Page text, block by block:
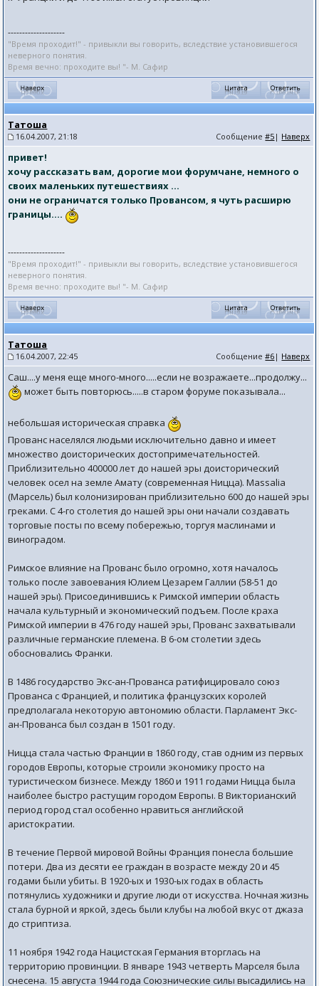
--------------------
"Время проходит!" - привыкли вы говорить, вследствие установившегося
неверного понятия.
Время вечно: проходите вы! "- М. Сафир
Татоша
16.04.2007, 21:18 Сообщение#5 | Наверх
привет!
хочу рассказать вам, дорогие мои форумчане, немного о
своих маленьких путешествиях ...
они не ограничатся только Провансом, я чуть расширю
границы....
--------------------
"Время проходит!" - привыкли вы говорить, вследствие установившегося
неверного понятия.
Время вечно: проходите вы! "- М. Сафир
Татоша
16.04.2007, 22:45 Сообщение#6 | Наверх
Саш....у меня еще много-много.....если не возражаете...продолжу...
может быть повторюсь.....в старом форуме показывала...
небольшая историческая справка
Прованс населялся людьми исключительно давно и имеет
множество доисторических достопримечательностей.
Приблизительно 400000 лет до нашей эры доисторический
человек осел на земле Амату (современная Ницца). Massalia
(Марсель) был колонизирован приблизительно 600 до нашей эры
греками. С 4-го столетия до нашей эры они начали создавать
торговые посты по всему побережью, торгуя маслинами и
виноградом.
Римское влияние на Прованс было огромно, хотя началось
только после завоевания Юлием Цезарем Галлии (58-51 до
нашей эры). Присоединившись к Римской империи область
начала культурный и экономический подъем. После краха
Римской империи в 476 году нашей эры, Прованс захватывали
различные германские племена. В 6-ом столетии здесь
обосновались Франки.
В 1486 государство Экс-ан-Прованса ратифицировало союз
Прованса с Францией, и политика французских королей
предполагала некоторую автономию области. Парламент Экс-
ан-Прованса был создан в 1501 году.
Ницца стала частью Франции в 1860 году, став одним из первых
городов Европы, которые строили экономику просто на
туристическом бизнесе. Между 1860 и 1911 годами Ницца была
наиболее быстро растущим городом Европы. В Викторианский
период город стал особенно нравиться английской
аристократии.
В течение Первой мировой Войны Франция понесла большие
потери. Два из десяти ее граждан в возрасте между 20 и 45
годами были убиты. В 1920-ых и 1930-ых годах в область
потянулись художники и другие люди от искусства. Ночная жизнь
стала бурной и яркой, здесь были клубы на любой вкус от джаза
до стриптиза.
11 ноября 1942 года Нацистская Германия вторглась на
территорию провинции. В январе 1943 четверть Марселя была
снесена. 15 августа 1944 года Союзнические силы высадились на